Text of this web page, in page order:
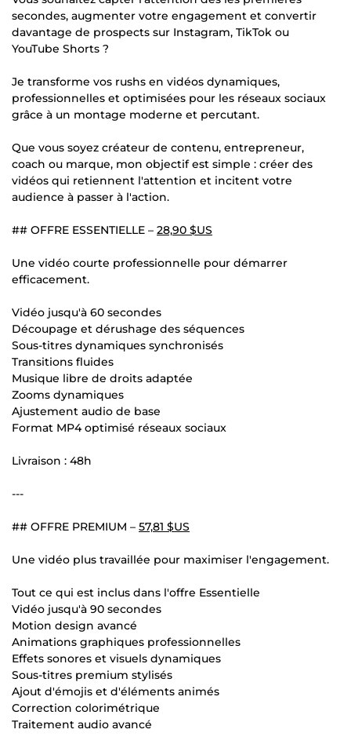
secondes, augmenter votre engagement et convertir
davantage de prospects sur Instagram, TikTok ou
YouTube Shorts ?
Je transforme vos rushs en vidéos dynamiques,
professionnelles et optimisées pour les réseaux sociaux
grâce à un montage moderne et percutant.
Que vous soyez créateur de contenu, entrepreneur,
coach ou marque, mon objectif est simple : créer des
vidéos qui retiennent l'attention et incitent votre
audience à passer à l'action.
## OFFRE ESSENTIELLE – 28,90 $US
Une vidéo courte professionnelle pour démarrer
efficacement.
Vidéo jusqu'à 60 secondes
Découpage et dérushage des séquences
Sous-titres dynamiques synchronisés
Transitions fluides
Musique libre de droits adaptée
Zooms dynamiques
Ajustement audio de base
Format MP4 optimisé réseaux sociaux
Livraison : 48h
---
## OFFRE PREMIUM – 57,81 $US
Une vidéo plus travaillée pour maximiser l'engagement.
Tout ce qui est inclus dans l'offre Essentielle
Vidéo jusqu'à 90 secondes
Motion design avancé
Animations graphiques professionnelles
Effets sonores et visuels dynamiques
Sous-titres premium stylisés
Ajout d'émojis et d'éléments animés
Correction colorimétrique
Traitement audio avancé